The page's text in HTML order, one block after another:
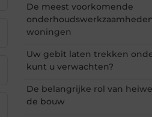
De meest voorkomende
woningen
Uw gebit laten trekken
kunt u verwachten?
De belangrijke rol van
de bouw